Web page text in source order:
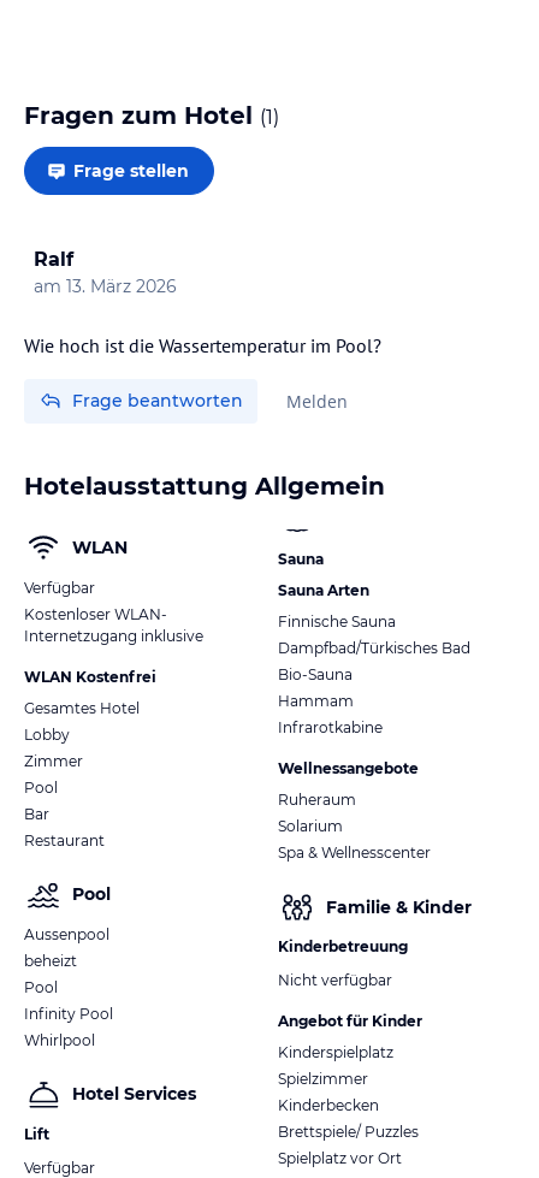
Fragen zum Hotel (1)
Frage stellen
Ralf
am 13. März 2026
Wie hoch ist die Wassertemperatur im Pool?
Frage beantworten Melden
Hotelausstattung Allgemein
WLAN
Verfügbar
Kostenloser WLAN-
Internetzugang inklusive
WLAN Kostenfrei
Gesamtes Hotel
Lobby
Zimmer
Pool
Bar
Restaurant
Pool
Aussenpool
beheizt
Pool
Infinity Pool
Whirlpool
Hotel Services
Lift
Verfügbar
Sauna
Sauna Arten
Finnische Sauna
Dampfbad/Türkisches Bad
Bio-Sauna
Hammam
Infrarotkabine
Wellnessangebote
Ruheraum
Solarium
Spa & Wellnesscenter
Familie & Kinder
Kinderbetreuung
Nicht verfügbar
Angebot für Kinder
Kinderspielplatz
Spielzimmer
Kinderbecken
Brettspiele/ Puzzles
Spielplatz vor Ort